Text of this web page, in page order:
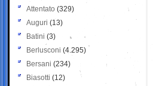
Attentato (329)
Auguri (13)
Batini (3)
Berlusconi (4.295)
Bersani (234)
Biasotti (12)